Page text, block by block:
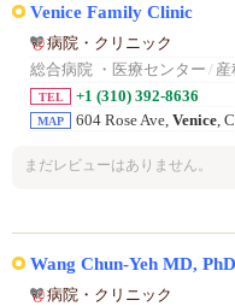
Venice Family Clinic
病院・クリニック
総合病院 ・医療センター / 産
TEL +1 (310) 392-8636
MAP 604 Rose Ave, Venice,
まだレビューはありません。
Wang Chun-Yeh MD, PhD
病院・クリニック